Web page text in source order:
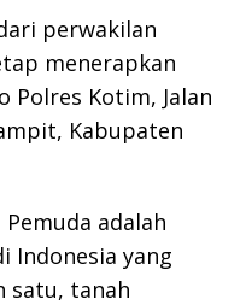
perwakilan
menerapkan
Polres Kotim, Jalan
Kabupaten
adalah
Indonesia yang
satu, tanah